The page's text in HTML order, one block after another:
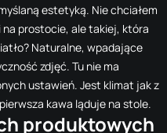
estetyką. Nie chciałem
na prostocie, ale takiej, która
Naturalne, wpadające
zdjęć. Tu nie ma
ustawień. Jest klimat jak z
kawa ląduje na stole.
produktowych